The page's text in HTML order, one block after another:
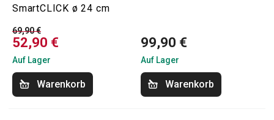
SmartCLICK ø 24 cm
69,90 €
52,90 €
Auf Lager
Warenkorb
99,90 €
Auf Lager
Warenkorb